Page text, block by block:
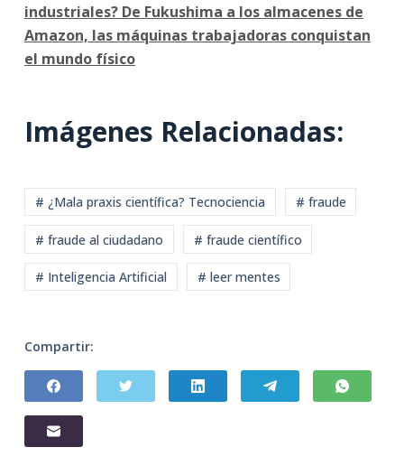
industriales? De Fukushima a los almacenes de
Amazon, las máquinas trabajadoras conquistan
el mundo físico
Imágenes Relacionadas:
# ¿Mala praxis científica? Tecnociencia # fraude
# fraude al ciudadano # fraude científico
# Inteligencia Artificial # leer mentes
Compartir: